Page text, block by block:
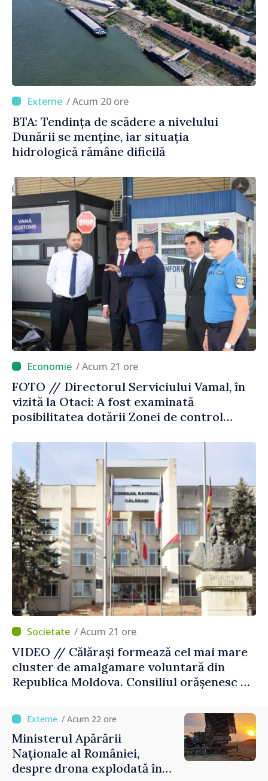
/ Acum 20 ore
BTA: Tendința de scădere a nivelului
Dunării se menține, iar situația
hidrologică rămâne dificilă
/ Acum 21 ore
FOTO // Directorul Serviciului Vamal, în
vizită la Otaci: A fost examinată
posibilitatea dotării Zonei de control
/ Acum 21 ore
VIDEO // Călărași formează cel mai mare
cluster de amalgamare voluntară din
Republica Moldova. Consiliul orășenesc a
/ Acum 22 ore
Ministerul Apărării
Naționale al României,
despre drona explodată în